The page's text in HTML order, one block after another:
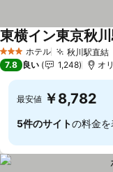
3 ホテルのランク
ホテル 秋川駅直結
東横イン東京秋
7.8 良い 1,248 オ
最安値 ￥8,782
5件のサイトの料金